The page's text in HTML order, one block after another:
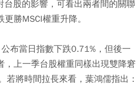
台股的影響，可看出兩者間的關聯
勝MSCI權重升降。
布當日指數下跌0.71%，但後一
上一季台股權重同樣出現雙降窘
將時間拉長來看，葉鴻儒指出：